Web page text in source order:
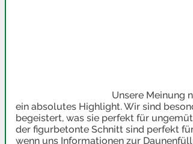
Unsere Meinung
ein absolutes Highlight. Wir sind
begeistert, was sie perfekt für
der figurbetonte Schnitt sind perfekt
wenn uns Informationen zur